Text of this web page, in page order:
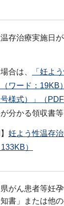
存治療実施日
合は、
「妊よ
ワード：19KB）
様式）」（PDF
分かる領収書等
妊よう性温存
）
県がん患者等妊
書」または他